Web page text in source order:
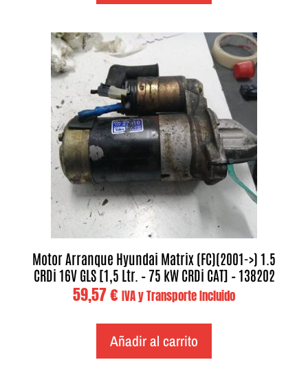
Motor Arranque Hyundai Matrix (FC)(2001->) 1.5
CRDi 16V GLS [1,5 Ltr. – 75 kW CRDi CAT] – 138202
59,57€ IVA y Transporte Incluido
Añadir al carrito